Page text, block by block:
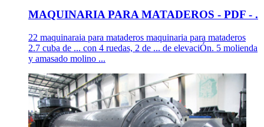
MAQUINARIA PARA MATADEROS - PDF - .
22 maquinaraia para mataderos maquinaria para mataderos
2.7 cuba de ... con 4 ruedas, 2 de ... de elevaciÓn. 5 molienda
y amasado molino ...